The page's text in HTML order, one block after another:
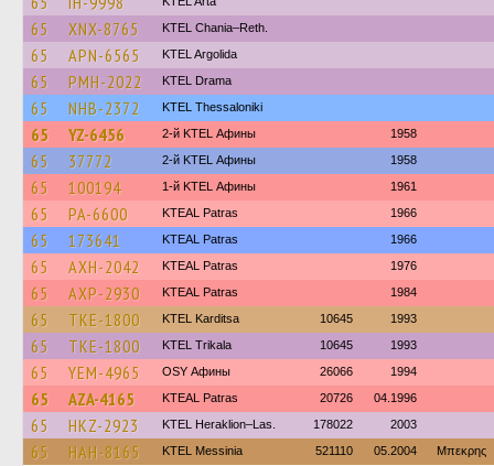
65 XNX-8765 KTEL Chania–Reth.
65 APN-6565 KTEL Argolida
65 PMH-2022 KTEL Drama
65 NHB-2372 KTEL Thessaloniki
65 YZ-6456 2-й KTEL Афины 1958
65 37772 2-й KTEL Афины 1958
65 100194 1-й KTEL Афины 1961
65 PA-6600 KTEAL Patras 1966
65 173641 KTEAL Patras 1966
65 AXH-2042 KTEAL Patras 1976
65 AXP-2930 KTEAL Patras 1984
65 TKE-1800 ΚΤΕL Karditsa 10645 1993
65 TKE-1800 ΚΤΕL Τrikala 10645 1993
65 YEM-4965 OSY Афины 26066 1994
65 AZA-4165 KTEAL Patras 20726 04.1996
65 HKZ-2923 KTEL Heraklion–Las. 178022 2003
65 HAH-8165 KTEL Messinia 521110 05.2004 Μπεκρης